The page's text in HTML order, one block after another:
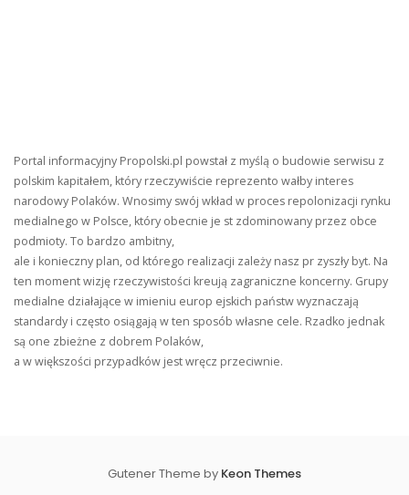
Portal informacyjny Propolski.pl powstał z myślą o budowie serwisu z
polskim kapitałem, który rzeczywiście reprezento wałby interes
narodowy Polaków. Wnosimy swój wkład w proces repolonizacji rynku
medialnego w Polsce, który obecnie je st zdominowany przez obce
podmioty. To bardzo ambitny,
ale i konieczny plan, od którego realizacji zależy nasz pr zyszły byt. Na
ten moment wizję rzeczywistości kreują zagraniczne koncerny. Grupy
medialne działające w imieniu europ ejskich państw wyznaczają
standardy i często osiągają w ten sposób własne cele. Rzadko jednak
są one zbieżne z dobrem Polaków,
a w większości przypadków jest wręcz przeciwnie.
Gutener Theme by Keon Themes